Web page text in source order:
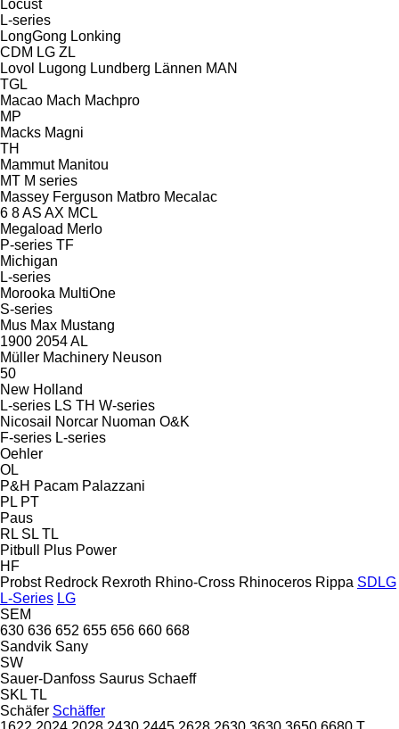
Locust
L-series
LongGong Lonking
CDM LG ZL
Lovol
Lugong Lundberg Lännen MAN
TGL
Macao Mach Machpro
MP
Macks Magni
TH
Mammut Manitou
MT M series
Massey Ferguson Matbro Mecalac
6 8AS AX MCL
Megaload Merlo
P-series TF
Michigan
L-series
Morooka MultiOne
S-series
Mus Max Mustang
1900 2054AL
Müller Machinery Neuson
50
New Holland
L-series LS TH W-series
Nicosail
Norcar Nuoman O&K
F-series L-series
Oehler
OL
P&H Pacam Palazzani
PL PT
Paus
RL SL TL
Pitbull
Plus Power
HF
Probst Redrock Rexroth Rhino-Cross Rhinoceros Rippa SDLG
L-Series LG
SEM
630 636 652 655 656 660 668
Sandvik Sany
SW
Sauer-Danfoss Saurus Schaeff
SKL TL
Schäfer Schäffer